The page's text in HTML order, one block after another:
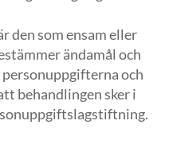
den som ensam eller
ändamål och
och
behandlingen sker i